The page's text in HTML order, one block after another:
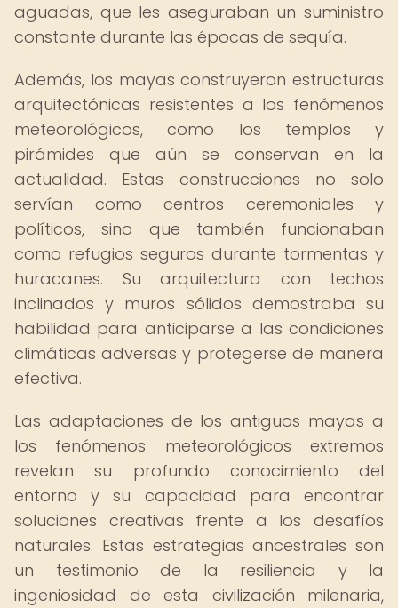
aguadas, que les aseguraban un suministro
constante durante las épocas de sequía.
Además, los mayas construyeron estructuras
arquitectónicas resistentes a los fenómenos
meteorológicos, como los templos y
pirámides que aún se conservan en la
actualidad. Estas construcciones no solo
servían como centros ceremoniales y
políticos, sino que también funcionaban
como refugios seguros durante tormentas y
huracanes. Su arquitectura con techos
inclinados y muros sólidos demostraba su
habilidad para anticiparse a las condiciones
climáticas adversas y protegerse de manera
efectiva.
Las adaptaciones de los antiguos mayas a
los fenómenos meteorológicos extremos
revelan su profundo conocimiento del
entorno y su capacidad para encontrar
soluciones creativas frente a los desafíos
naturales. Estas estrategias ancestrales son
un testimonio de la resiliencia y la
ingeniosidad de esta civilización milenaria,